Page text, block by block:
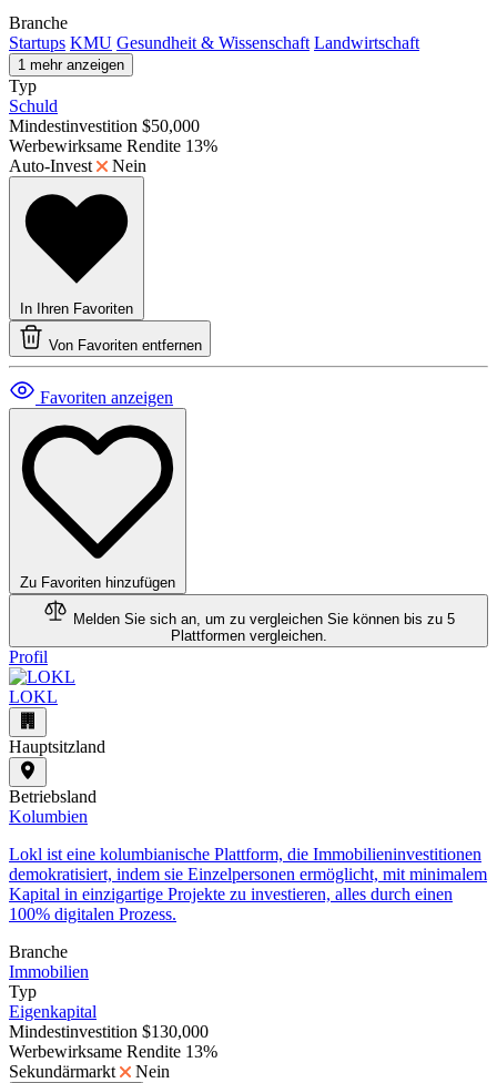
Branche
Startups KMU Gesundheit & Wissenschaft Landwirtschaft
1 mehr anzeigen
Typ
Schuld
Mindestinvestition $50,000
Werbewirksame Rendite 13%
Auto-Invest
Nein
In Ihren Favoriten
Von Favoriten entfernen
Favoriten anzeigen
Zu Favoriten hinzufügen
Melden Sie sich an, um zu vergleichen Sie können bis zu 5
Plattformen vergleichen.
Profil
LOKL
Hauptsitzland
Betriebsland
Kolumbien
​Lokl ist eine kolumbianische Plattform, die Immobilieninvestitionen
demokratisiert, indem sie Einzelpersonen ermöglicht, mit minimalem
Kapital in einzigartige Projekte zu investieren, alles durch einen
100% digitalen Prozess.
Branche
Immobilien
Typ
Eigenkapital
Mindestinvestition $130,000
Werbewirksame Rendite 13%
Sekundärmarkt
Nein